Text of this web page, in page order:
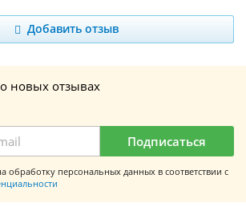
Добавить отзыв
новых отзывах
Подписаться
обработку персональных данных в соответствии с